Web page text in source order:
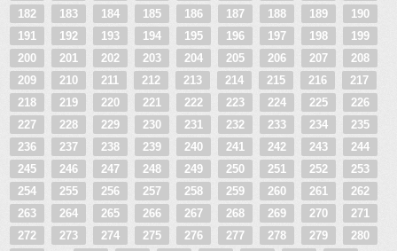
182
183 184 185 186 187 188 189
190
191
192 193 194 195 196 197 198
199
200
201 202 203 204 205 206 207
208
209
210 211 212 213 214 215 216
217
218
219 220 221 222 223 224 225
226
227
228 229 230 231 232 233 234
235
236
237 238 239 240 241 242 243
244
245
246 247 248 249 250 251 252
253
254
255 256 257 258 259 260 261
262
263
264 265 266 267 268 269 270
271
272
273 274 275 276 277 278 279
280